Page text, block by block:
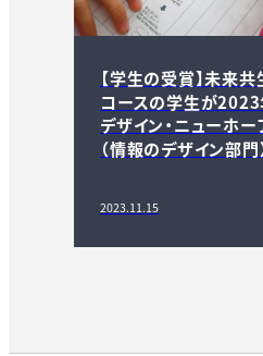
【学生の受賞】未来
コースの学生が2023
デザイン・ニューホ
（情報のデザイン部門
2023.11.15